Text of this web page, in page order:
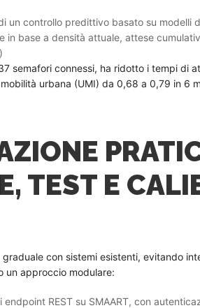
un controllo predittivo basato su modelli
in base a densità attuale, attese
semafori connessi, ha ridotto i tempi di
urbana (UMI) da 0,68 a 0,79 in 6
TEST E
con sistemi esistenti, evitando
un approccio modulare:
endpoint REST su SMAART, con